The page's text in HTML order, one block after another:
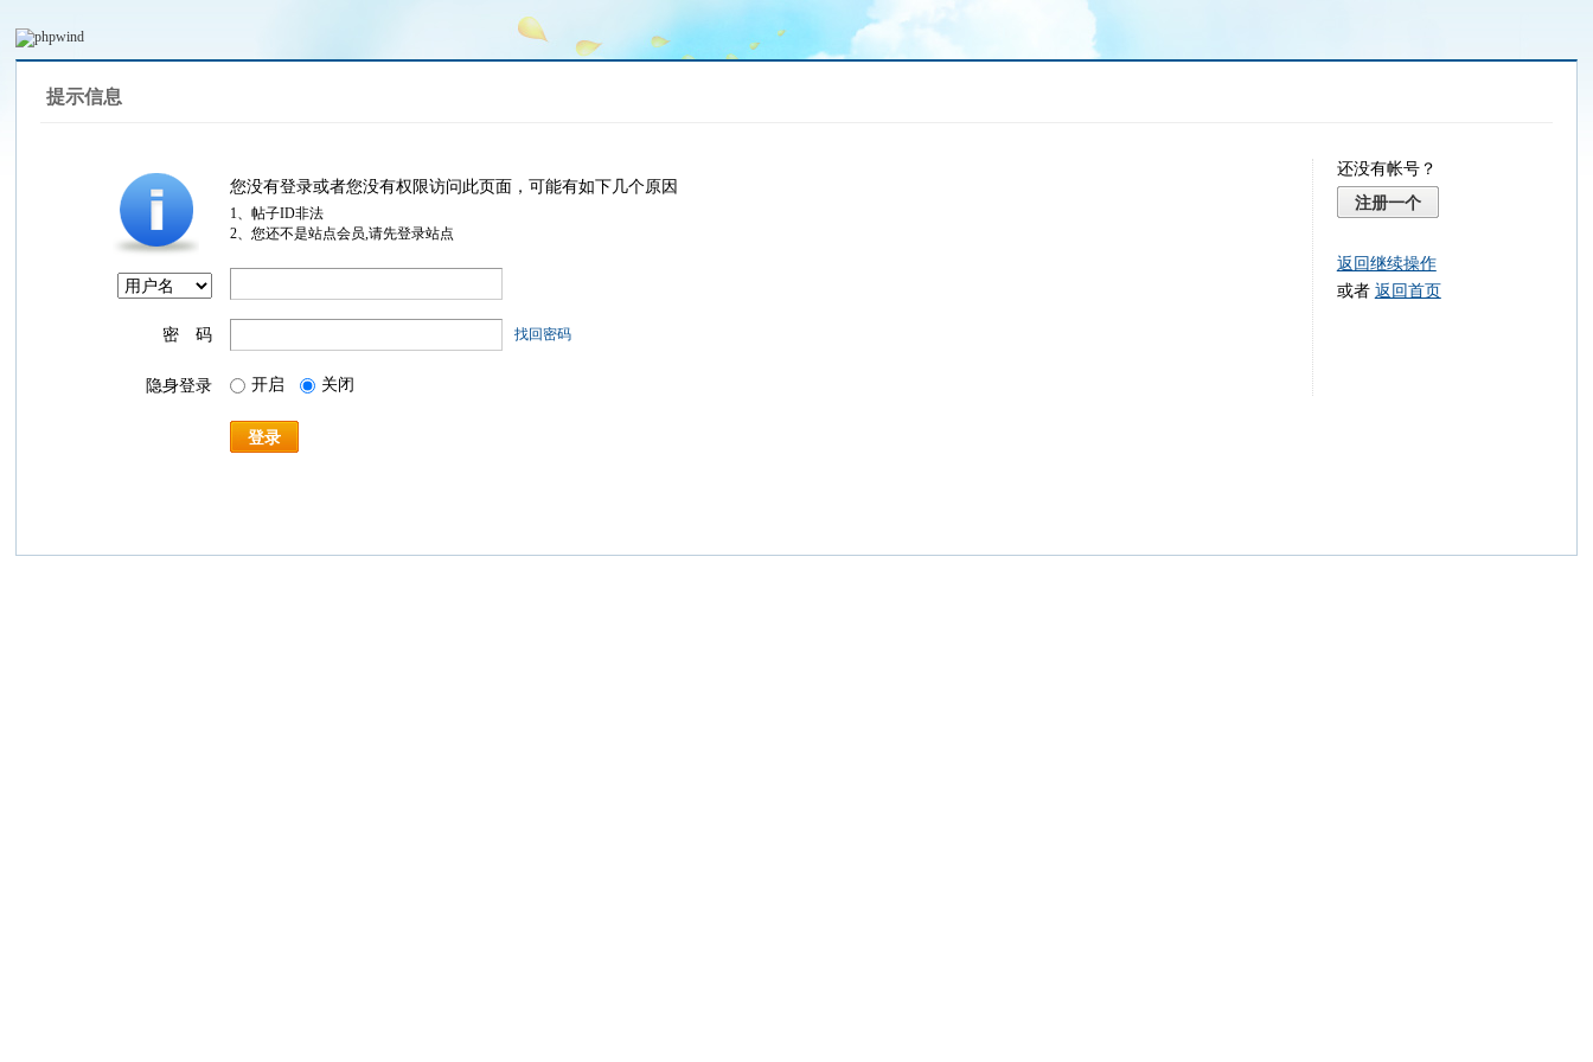
提示信息
您没有登录或者您没有权限访问此页面，可能有如下几个原因
1、帖子ID非法
2、您还不是站点会员,请先登录站点
密 码 找回密码
隐身登录 开启 关闭
登录
还没有帐号？
注册一个
返回继续操作
或者 返回首页